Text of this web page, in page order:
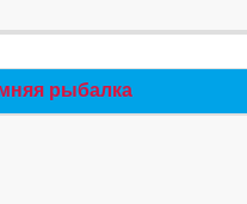
рыбалка